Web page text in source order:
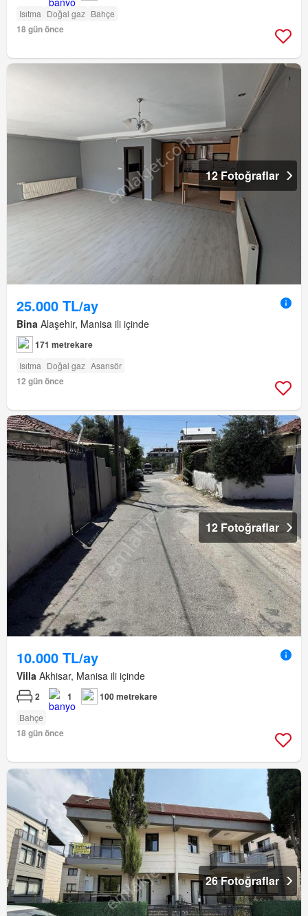
Isıtma Doğal gaz Bahçe
18 gün önce
12 Fotoğraflar
25.000 TL/ay
Bina Alaşehir, Manisa ili içinde
171 metrekare
Isıtma Doğal gaz Asansör
12 gün önce
12 Fotoğraflar
10.000 TL/ay
Villa Akhisar, Manisa ili içinde
2 1 100 metrekare
Bahçe
18 gün önce
26 Fotoğraflar